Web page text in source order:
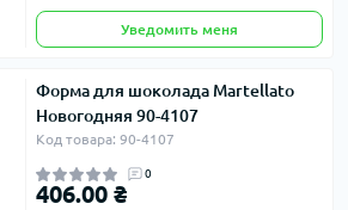
Уведомить меня
Форма для шоколада Martellato
Новогодняя 90-4107
Код товара: 90-4107
0
406.00 ₴